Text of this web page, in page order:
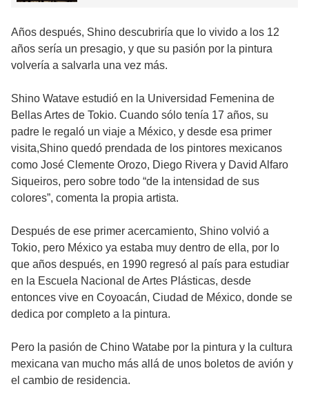
Años después, Shino descubriría que lo vivido a los 12
años sería un presagio, y que su pasión por la pintura
volvería a salvarla una vez más.
Shino Watave estudió en la Universidad Femenina de
Bellas Artes de Tokio. Cuando sólo tenía 17 años, su
padre le regaló un viaje a México, y desde esa primer
visita,Shino quedó prendada de los pintores mexicanos
como José Clemente Orozo, Diego Rivera y David Alfaro
Siqueiros, pero sobre todo “de la intensidad de sus
colores”, comenta la propia artista.
Después de ese primer acercamiento, Shino volvió a
Tokio, pero México ya estaba muy dentro de ella, por lo
que años después, en 1990 regresó al país para estudiar
en la Escuela Nacional de Artes Plásticas, desde
entonces vive en Coyoacán, Ciudad de México, donde se
dedica por completo a la pintura.
Pero la pasión de Chino Watabe por la pintura y la cultura
mexicana van mucho más allá de unos boletos de avión y
el cambio de residencia.